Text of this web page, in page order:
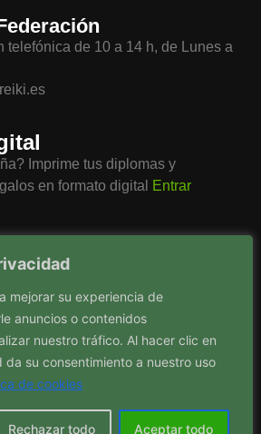
mejorar su experiencia de
anuncios o contenidos
nuestro tráfico. Al hacer clic en
da su consentimiento a nuestro uso
de cookies
Rechazar todo Aceptar todo
telefónica de 10 a 14 h, de Lunes a
Imprime tus diplomas y
en formato digital
Entrar
de Reiki 2026. Todos los derechos